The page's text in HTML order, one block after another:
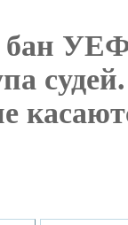
бан